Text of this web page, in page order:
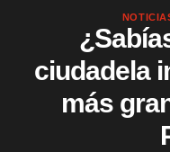
ciudadela
más